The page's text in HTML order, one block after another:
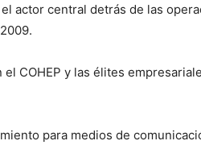
actor central detrás de las
COHEP y las élites
para medios de